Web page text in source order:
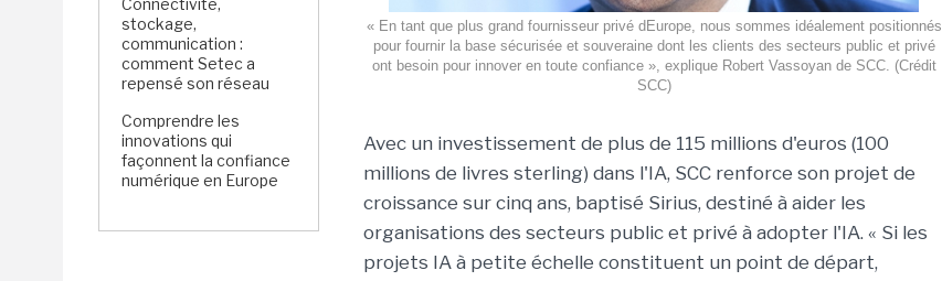
Connectivité,
stockage,
communication :
comment Setec a
repensé son réseau
Comprendre les
innovations qui
façonnent la confiance
numérique en Europe
« En tant que plus grand fournisseur privé dEurope, nous sommes idéalement positionnés
pour fournir la base sécurisée et souveraine dont les clients des secteurs public et privé
ont besoin pour innover en toute confiance », explique Robert Vassoyan de SCC. (Crédit
SCC)
Avec un investissement de plus de 115 millions d'euros (100
millions de livres sterling) dans l'IA, SCC renforce son projet de
croissance sur cinq ans, baptisé Sirius, destiné à aider les
organisations des secteurs public et privé à adopter l'IA. « Si les
projets IA à petite échelle constituent un point de départ,